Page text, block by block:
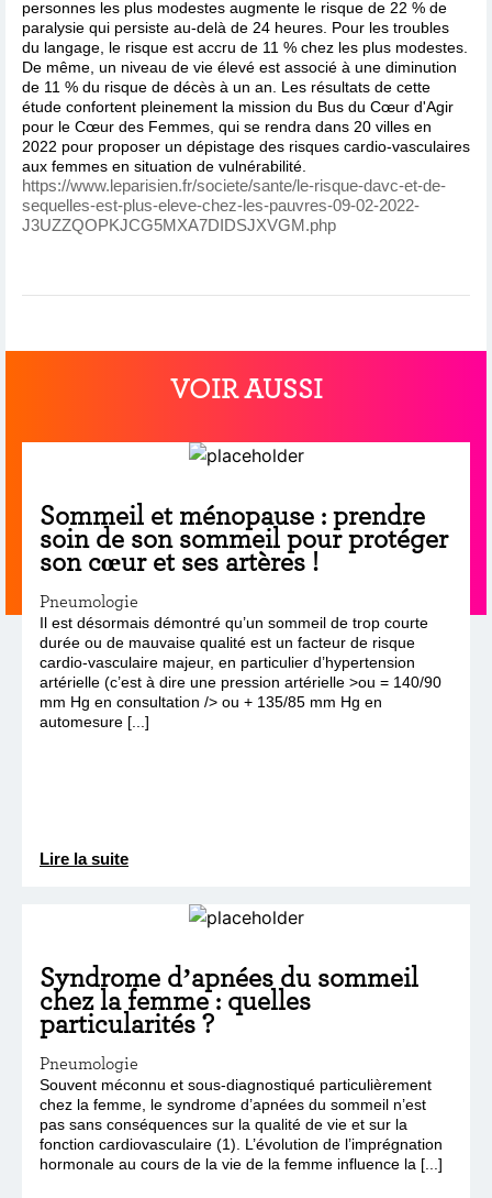
personnes les plus modestes augmente le risque de 22 % de
paralysie qui persiste au-delà de 24 heures. Pour les troubles
du langage, le risque est accru de 11 % chez les plus modestes.
De même, un niveau de vie élevé est associé à une diminution
de 11 % du risque de décès à un an. Les résultats de cette
étude confortent pleinement la mission du Bus du Cœur d'Agir
pour le Cœur des Femmes, qui se rendra dans 20 villes en
2022 pour proposer un dépistage des risques cardio-vasculaires
aux femmes en situation de vulnérabilité.
https://www.leparisien.fr/societe/sante/le-risque-davc-et-de-
sequelles-est-plus-eleve-chez-les-pauvres-09-02-2022-
J3UZZQOPKJCG5MXA7DIDSJXVGM.php
VOIR AUSSI
Sommeil et ménopause : prendre
soin de son sommeil pour protéger
son cœur et ses artères !
Pneumologie
Il est désormais démontré qu’un sommeil de trop courte
durée ou de mauvaise qualité est un facteur de risque
cardio-vasculaire majeur, en particulier d’hypertension
artérielle (c’est à dire une pression artérielle >ou = 140/90
mm Hg en consultation /> ou + 135/85 mm Hg en
automesure [...]
Lire la suite
Syndrome d’apnées du sommeil
chez la femme : quelles
particularités ?
Pneumologie
Souvent méconnu et sous-diagnostiqué particulièrement
chez la femme, le syndrome d’apnées du sommeil n’est
pas sans conséquences sur la qualité de vie et sur la
fonction cardiovasculaire (1). L’évolution de l’imprégnation
hormonale au cours de la vie de la femme influence la [...]